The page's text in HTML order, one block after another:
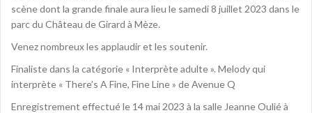
scène dont la grande finale aura lieu le samedi 8 juillet 2023 dans le
parc du Château de Girard à Mèze.
Venez nombreux les applaudir et les soutenir.
Finaliste dans la catégorie « Interprète adulte ». Melody qui
interprète « There’s A Fine, Fine Line » de Avenue Q
Enregistrement effectué le 14 mai 2023 à la salle Jeanne Oulié à